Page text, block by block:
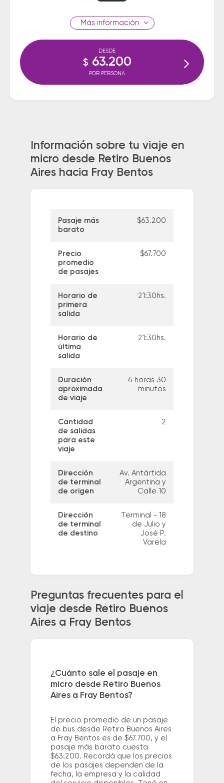
información
DESDE
$ 63.200
POR PERSONA
Información sobre tu viaje en
micro desde Retiro Buenos
Aires hacia Fray Bentos
Pasaje más
barato
$63.200
Precio
promedio
de pasajes
$67.700
Horario de
primera
salida
21:30hs.
Horario de
última
salida
21:30hs.
Duración
aproximada
de viaje
4 horas 30
minutos
Cantidad
de salidas
para este
viaje
2
Dirección
de terminal
de origen
Av. Antártida
Argentina y
Calle 10
Dirección
de terminal
de destino
Terminal - 18
de Julio y
José P.
Varela
Preguntas frecuentes para el
viaje desde Retiro Buenos
Aires a Fray Bentos
¿Cuánto sale el pasaje en
micro desde Retiro Buenos
Aires a Fray Bentos?
El precio promedio de un pasaje
de bus desde Retiro Buenos Aires
a Fray Bentos es de $67.700, y el
pasaje más barato cuesta
$63.200. Recordá que los precios
de los pasajes dependen de la
fecha, la empresa y la calidad